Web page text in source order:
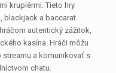
krupiérmi. Tieto hry
blackjack a baccarat.
autentický zážitok,
kasína. Hráči môžu
a komunikovať s
chatu.